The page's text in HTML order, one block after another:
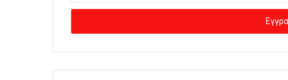
σ
γ
ε